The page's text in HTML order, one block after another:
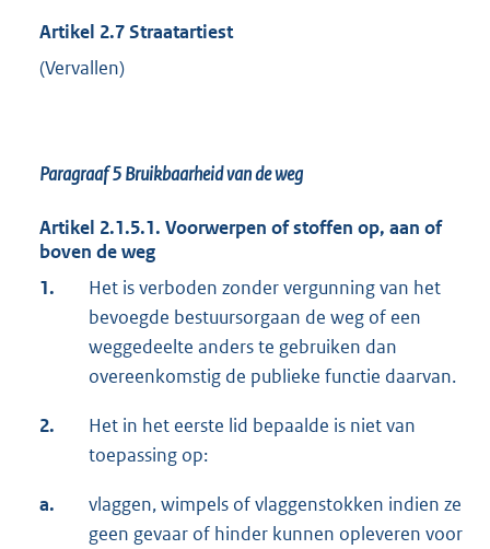
Artikel 2.7 Straatartiest
(Vervallen)
Paragraaf 5Bruikbaarheid van de weg
Artikel 2.1.5.1. Voorwerpen of stoffen op, aan of
boven de weg
1.
Het is verboden zonder vergunning van het
bevoegde bestuursorgaan de weg of een
weggedeelte anders te gebruiken dan
overeenkomstig de publieke functie daarvan.
2.
Het in het eerste lid bepaalde is niet van
toepassing op:
a.
vlaggen, wimpels of vlaggenstokken indien ze
geen gevaar of hinder kunnen opleveren voor